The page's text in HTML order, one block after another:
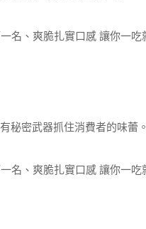
秘密武器抓住消費者的味蕾。